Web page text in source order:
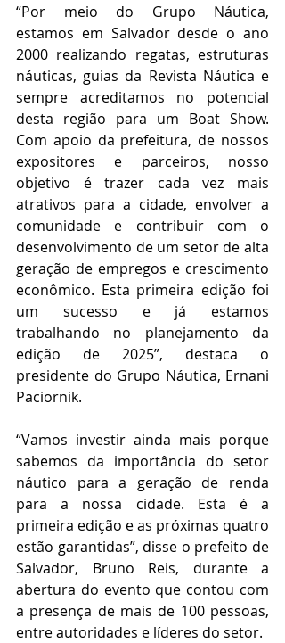
“Por meio do Grupo Náutica,
estamos em Salvador desde o ano
2000 realizando regatas, estruturas
náuticas, guias da Revista Náutica e
sempre acreditamos no potencial
desta região para um Boat Show.
Com apoio da prefeitura, de nossos
expositores e parceiros, nosso
objetivo é trazer cada vez mais
atrativos para a cidade, envolver a
comunidade e contribuir com o
desenvolvimento de um setor de alta
geração de empregos e crescimento
econômico. Esta primeira edição foi
um sucesso e já estamos
trabalhando no planejamento da
edição de 2025”, destaca o
presidente do Grupo Náutica, Ernani
Paciornik.
“Vamos investir ainda mais porque
sabemos da importância do setor
náutico para a geração de renda
para a nossa cidade. Esta é a
primeira edição e as próximas quatro
estão garantidas”, disse o prefeito de
Salvador, Bruno Reis, durante a
abertura do evento que contou com
a presença de mais de 100 pessoas,
entre autoridades e líderes do setor.